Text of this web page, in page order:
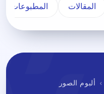
المقالات المطبوعات
ألبوم الصور